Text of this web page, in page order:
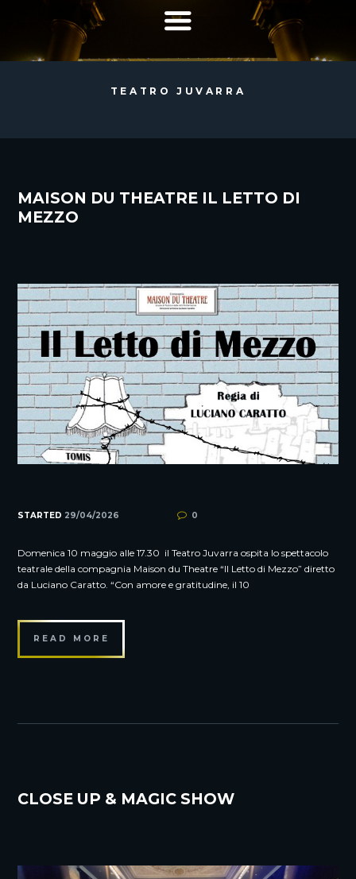
TEATRO JUVARRA
MAISON DU THEATRE IL LETTO DI
MEZZO
STARTED 29/04/2026 0
Domenica 10 maggio alle 17.30 il Teatro Juvarra ospita lo spettacolo
teatrale della compagnia Maison du Theatre “Il Letto di Mezzo” diretto
da Luciano Caratto. “Con amore e gratitudine, il 10
READ MORE
CLOSE UP & MAGIC SHOW